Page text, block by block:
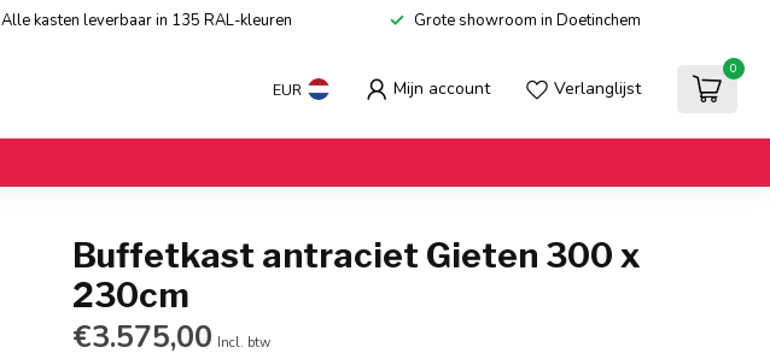
Alle kasten leverbaar in 135 RAL-kleuren Grote showroom in Doetinchem
EUR Mijn account Verlanglijst
0
Buffetkast antraciet Gieten 300 x
230cm
€3.575,00 Incl. btw